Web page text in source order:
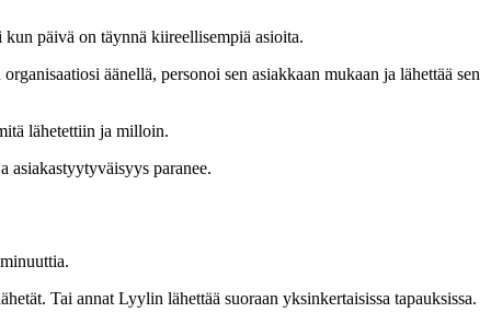
päivä on täynnä kiireellisempiä asioita.
äänellä, personoi sen asiakkaan mukaan ja lähettää sen
lähetettiin ja milloin.
asiakastyytyväisyys paranee.
Tai annat Lyylin lähettää suoraan yksinkertaisissa tapauksissa.